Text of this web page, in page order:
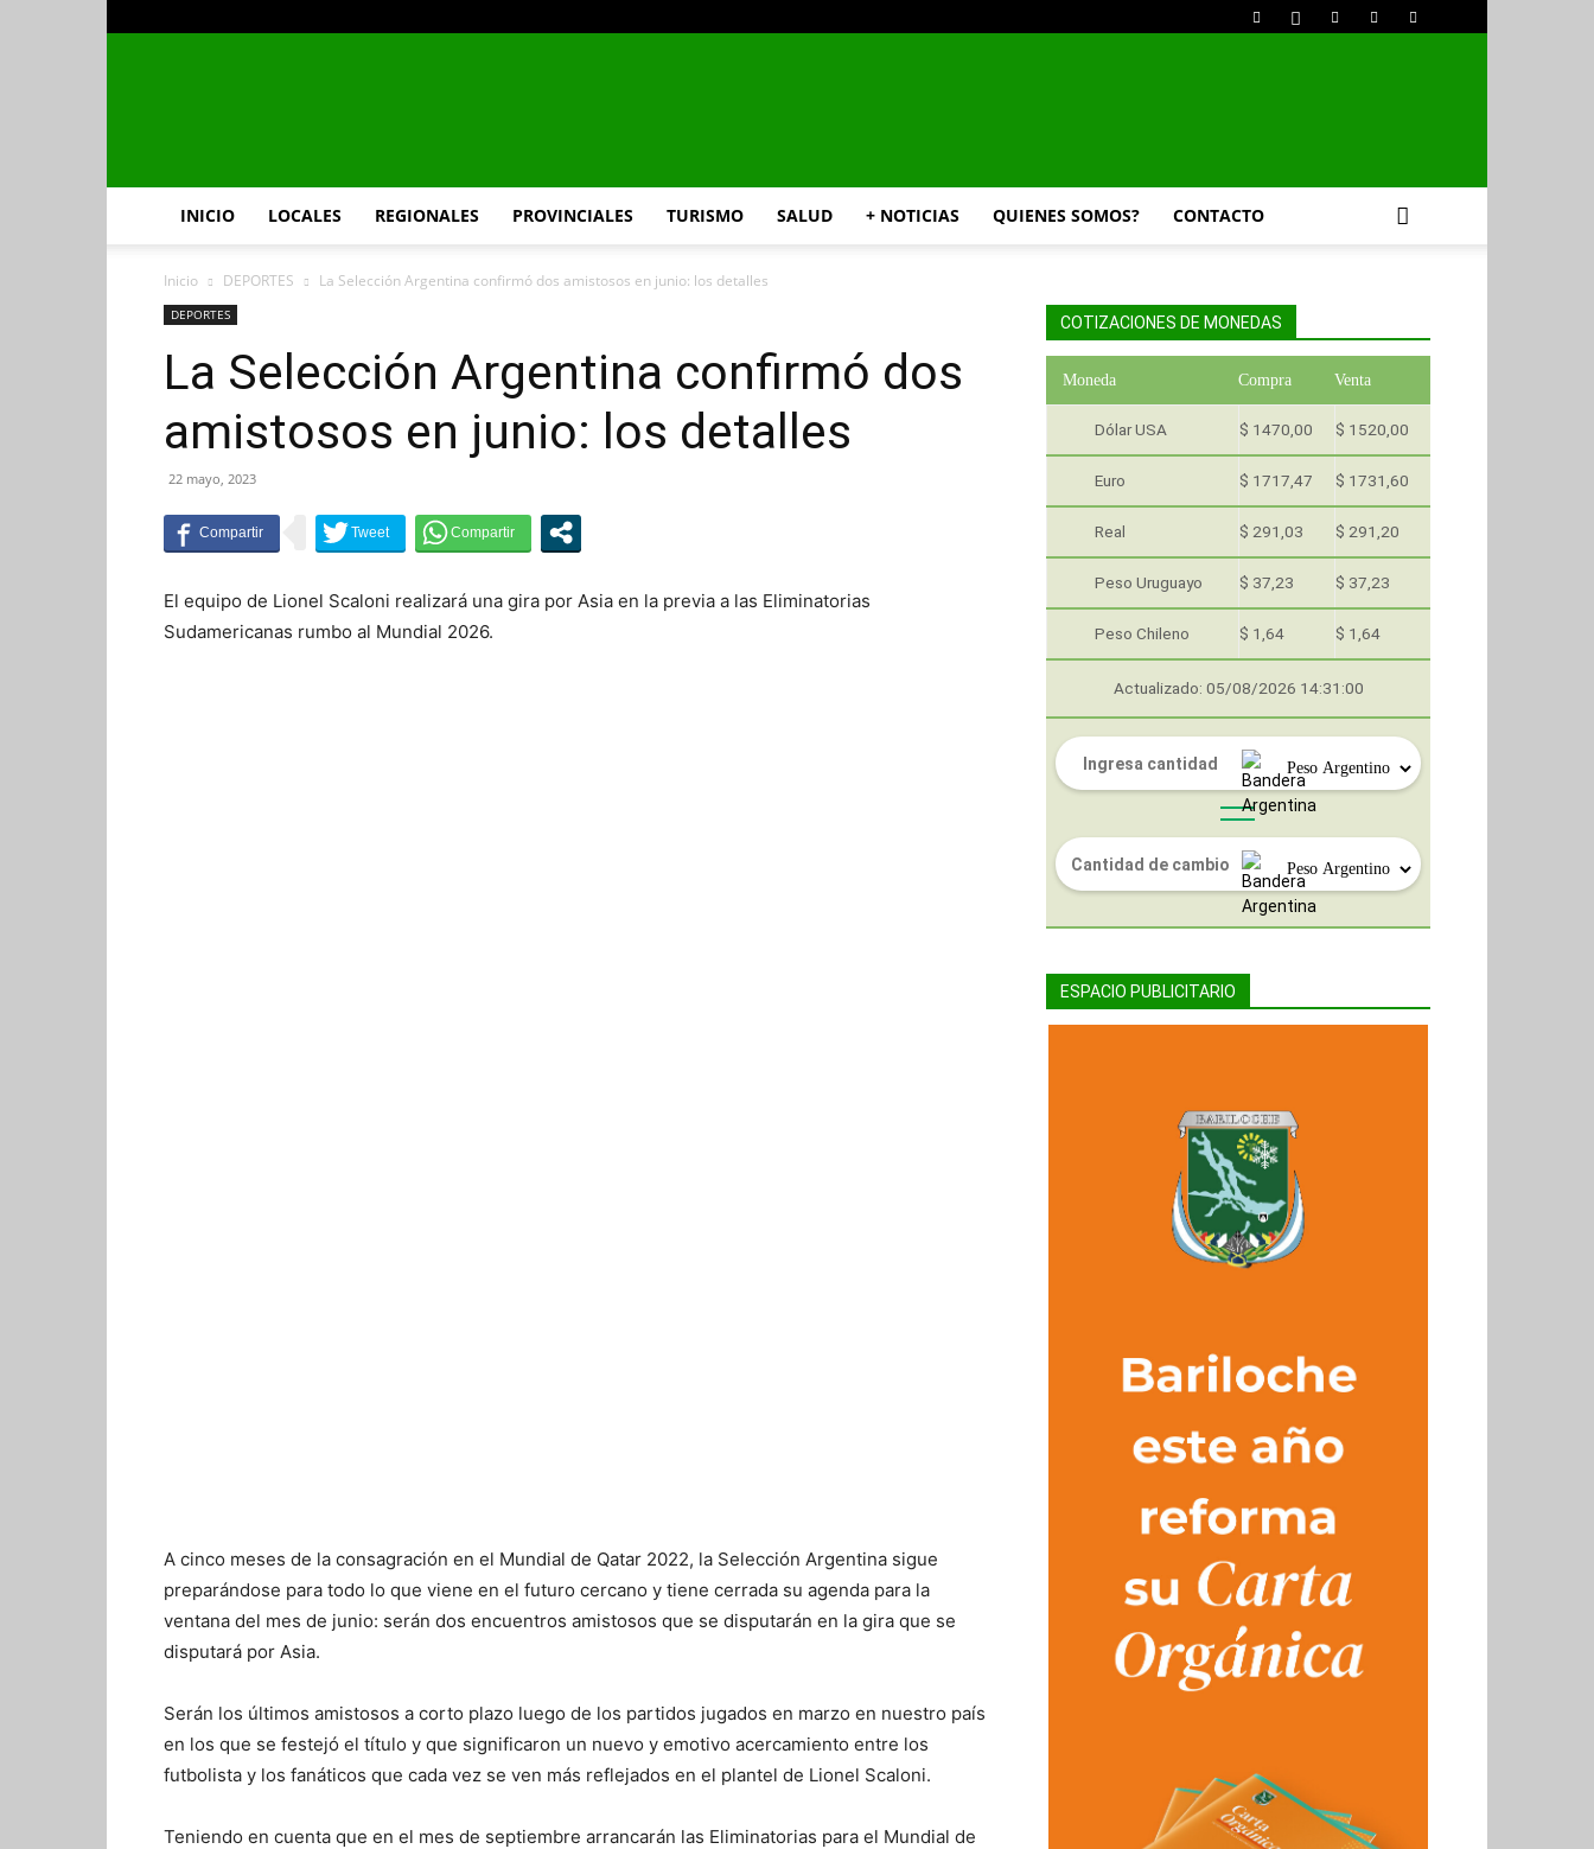
INFO24
INICIO LOCALES REGIONALES PROVINCIALES TURISMO SALUD + NOTICIAS QUIENES SOMOS? CONTACTO
Inicio DEPORTES La Selección Argentina confirmó dos amistosos en junio: los detalles
DEPORTES
La Selección Argentina confirmó dos
amistosos en junio: los detalles
22 mayo, 2023
El equipo de Lionel Scaloni realizará una gira por Asia en la previa a las Eliminatorias
Sudamericanas rumbo al Mundial 2026.
A cinco meses de la consagración en el Mundial de Qatar 2022, la Selección Argentina sigue
preparándose para todo lo que viene en el futuro cercano y tiene cerrada su agenda para la
ventana del mes de junio: serán dos encuentros amistosos que se disputarán en la gira que se
disputará por Asia.
Serán los últimos amistosos a corto plazo luego de los partidos jugados en marzo en nuestro país
en los que se festejó el título y que significaron un nuevo y emotivo acercamiento entre los
futbolista y los fanáticos que cada vez se ven más reflejados en el plantel de Lionel Scaloni.
Teniendo en cuenta que en el mes de septiembre arrancarán las Eliminatorias para el Mundial de
COTIZACIONES DE MONEDAS
Moneda Compra Venta
Dólar USA $ 1470,00 $ 1520,00
Euro $ 1717,47 $ 1731,60
Real $ 291,03 $ 291,20
Peso Uruguayo $ 37,23 $ 37,23
Peso Chileno $ 1,64 $ 1,64
Actualizado: 05/08/2026 14:31:00
ESPACIO PUBLICITARIO